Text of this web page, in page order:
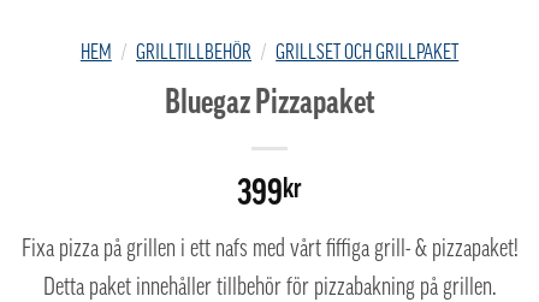
HEM / GRILLTILLBEHÖR / GRILLSET OCH GRILLPAKET
Bluegaz Pizzapaket
399kr
Fixa pizza på grillen i ett nafs med vårt fiffiga grill- & pizzapaket!
Detta paket innehåller tillbehör för pizzabakning på grillen.